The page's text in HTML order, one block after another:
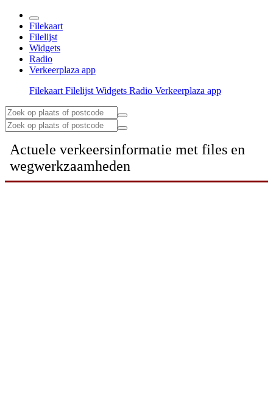
Filekaart
Filelijst
Widgets
Radio
Verkeerplaza app
Filekaart Filelijst Widgets Radio Verkeerplaza app
Actuele verkeersinformatie met files en
wegwerkzaamheden